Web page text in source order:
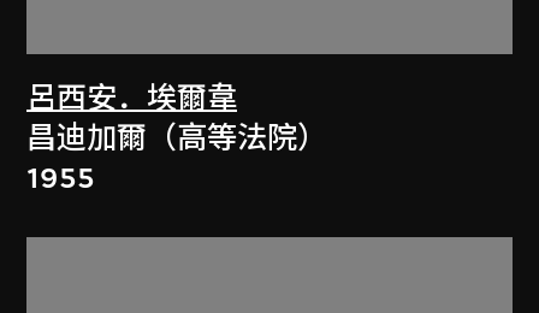
呂西安．埃爾韋
昌迪加爾（高等法院）
1955